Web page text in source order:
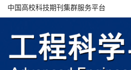
中国高校科技期刊集群服务平台